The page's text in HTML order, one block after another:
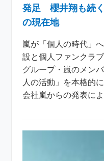
発足 櫻井翔も続
の現在地
嵐が「個人の時代」
設と個人ファンクラ
グループ・嵐のメン
人の活動」を本格的
会社嵐からの発表に